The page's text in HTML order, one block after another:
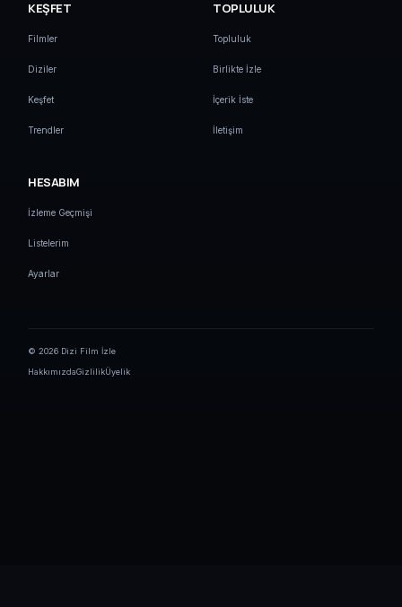
KEŞFET
Filmler
Diziler
Keşfet
Trendler
TOPLULUK
Topluluk
Birlikte İzle
İçerik İste
İletişim
HESABIM
İzleme Geçmişi
Listelerim
Ayarlar
© 2026 Dizi Film İzle
HakkımızdaGizlilikÜyelik